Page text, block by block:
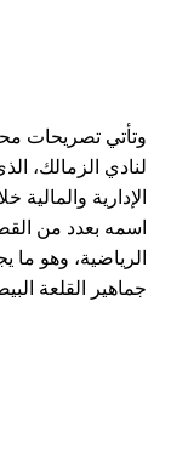
وتأتي تصريحات
لنادي الزمالك،
الإدارية
اسمه بعدد من
الرياضية، وهو
جماهير القلعة